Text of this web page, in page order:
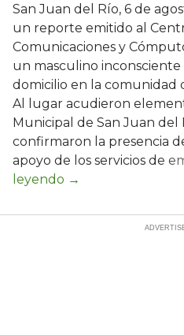
San Juan del Río, 6 de
un reporte emitido al
Comunicaciones y
un masculino
domicilio en la comunidad
Al lugar acudieron
Municipal de San Juan del
confirmaron la presencia
apoyo de los servicios de